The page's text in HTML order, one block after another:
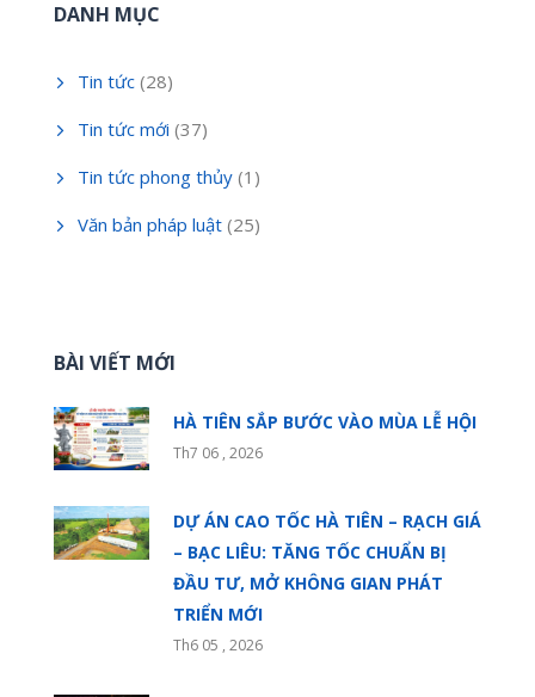
DANH MỤC
Tin tức (28)
Tin tức mới (37)
Tin tức phong thủy (1)
Văn bản pháp luật (25)
BÀI VIẾT MỚI
HÀ TIÊN SẮP BƯỚC VÀO MÙA LỄ HỘI
Th7 06 , 2026
DỰ ÁN CAO TỐC HÀ TIÊN – RẠCH GIÁ
– BẠC LIÊU: TĂNG TỐC CHUẨN BỊ
ĐẦU TƯ, MỞ KHÔNG GIAN PHÁT
TRIỂN MỚI
Th6 05 , 2026